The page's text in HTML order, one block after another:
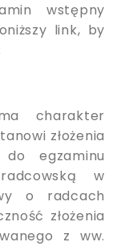
wstępny
link, by
charakter
złożenia
do egzaminu
w
o radcach
złożenia
z ww.